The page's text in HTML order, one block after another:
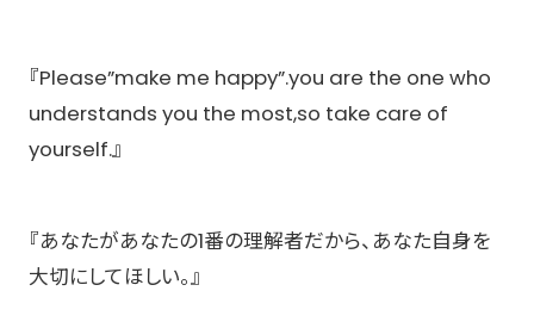
『Please”make me happy”.you are the one who
understands you the most,so take care of
yourself.』
『あなたがあなたの1番の理解者だから、あなた自身を
大切にしてほしい。』